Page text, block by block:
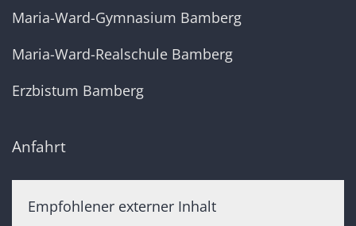
Maria-Ward-Gymnasium Bamberg
Maria-Ward-Realschule Bamberg
Erzbistum Bamberg
Anfahrt
Empfohlener externer Inhalt